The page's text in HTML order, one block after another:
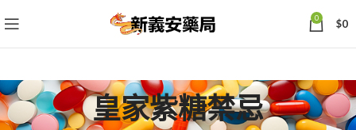
0 $0
皇家紫糖禁忌